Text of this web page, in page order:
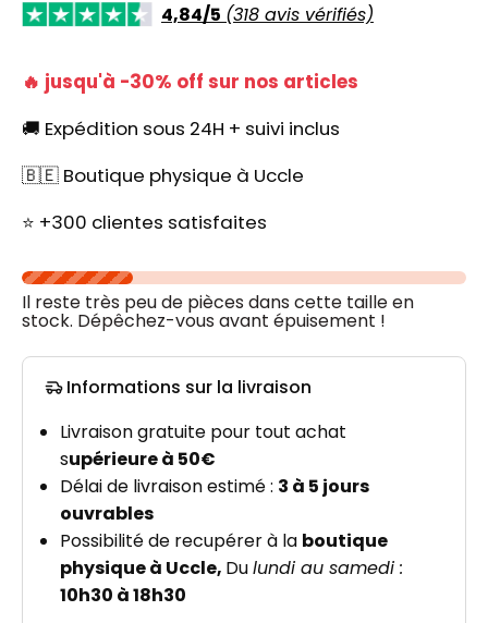
4,84/5 (318 avis vérifiés)
🔥 jusqu'à -30% off sur nos articles
🚚 Expédition sous 24H + suivi inclus
🇧🇪 Boutique physique à Uccle
⭐ +300 clientes satisfaites
Il reste très peu de pièces dans cette taille en
stock. Dépêchez-vous avant épuisement !
Informations sur la livraison